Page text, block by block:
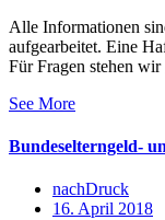
Alle Informationen
aufgearbeitet. Eine
Für Fragen stehen
See More
Bundeselterngeld-
nachDruck
16. April 2018